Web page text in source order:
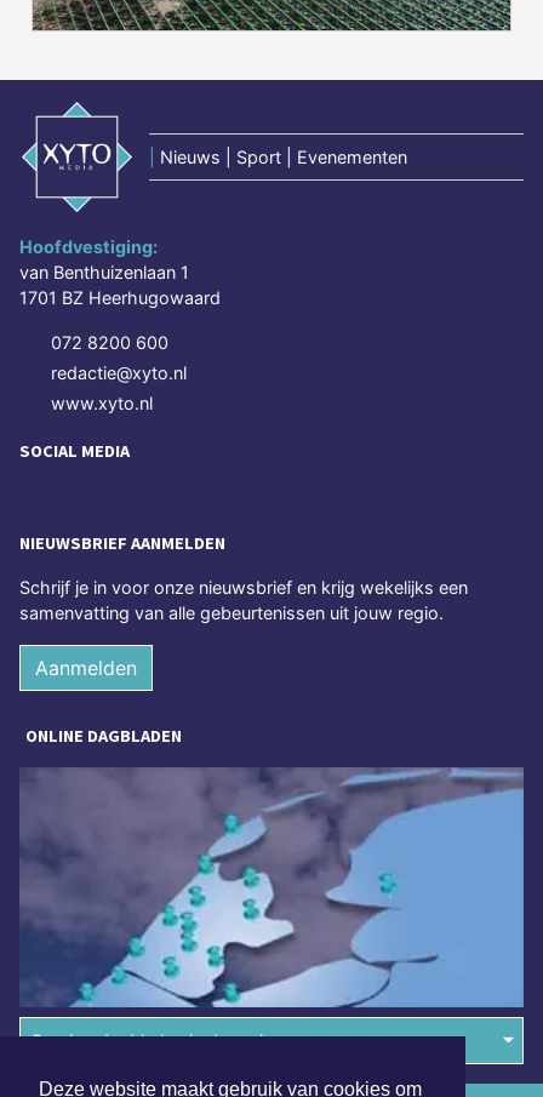
Deze website maakt gebruik van cookies om
Nieuws | Sport | Evenementen
Hoofdvestiging:
van Benthuizenlaan 1
1701 BZ Heerhugowaard
072 8200 600
redactie@xyto.nl
www.xyto.nl
SOCIAL MEDIA
NIEUWSBRIEF AANMELDEN
Schrijf je in voor onze nieuwsbrief en krijg wekelijks een
samenvatting van alle gebeurtenissen uit jouw regio.
Aanmelden
ONLINE DAGBLADEN
Overige dagbladen in de regio